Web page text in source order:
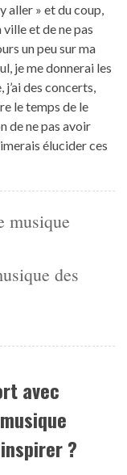
aller » et du coup,
ville et de ne pas
un peu sur ma
je me donnerai les
j’ai des concerts,
le temps de le
de ne pas avoir
élucider ces
musique
des
avec
?